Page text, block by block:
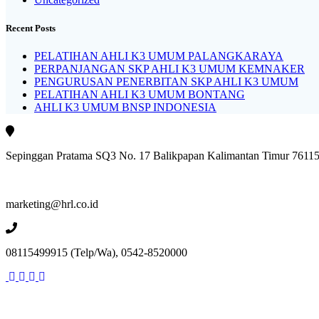
Recent Posts
PELATIHAN AHLI K3 UMUM PALANGKARAYA
PERPANJANGAN SKP AHLI K3 UMUM KEMNAKER
PENGURUSAN PENERBITAN SKP AHLI K3 UMUM
PELATIHAN AHLI K3 UMUM BONTANG
AHLI K3 UMUM BNSP INDONESIA
Sepinggan Pratama SQ3 No. 17 Balikpapan Kalimantan Timur 76115
marketing@hrl.co.id
08115499915 (Telp/Wa), 0542-8520000